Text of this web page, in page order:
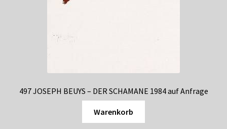
497 JOSEPH BEUYS – DER SCHAMANE 1984 auf Anfrage
Warenkorb